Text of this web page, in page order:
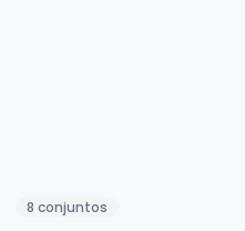
8 conjuntos